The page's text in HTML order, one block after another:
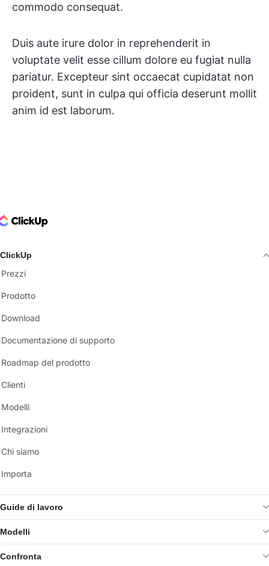
commodo consequat.
Duis aute irure dolor in reprehenderit in
voluptate velit esse cillum dolore eu fugiat nulla
pariatur. Excepteur sint occaecat cupidatat non
proident, sunt in culpa qui officia deserunt mollit
anim id est laborum.
Logo
ClickUp
Prezzi
Prodotto
Download
Documentazione di supporto
Roadmap del prodotto
Clienti
Modelli
Integrazioni
Chi siamo
Importa
Guide di lavoro
Modelli
Confronta